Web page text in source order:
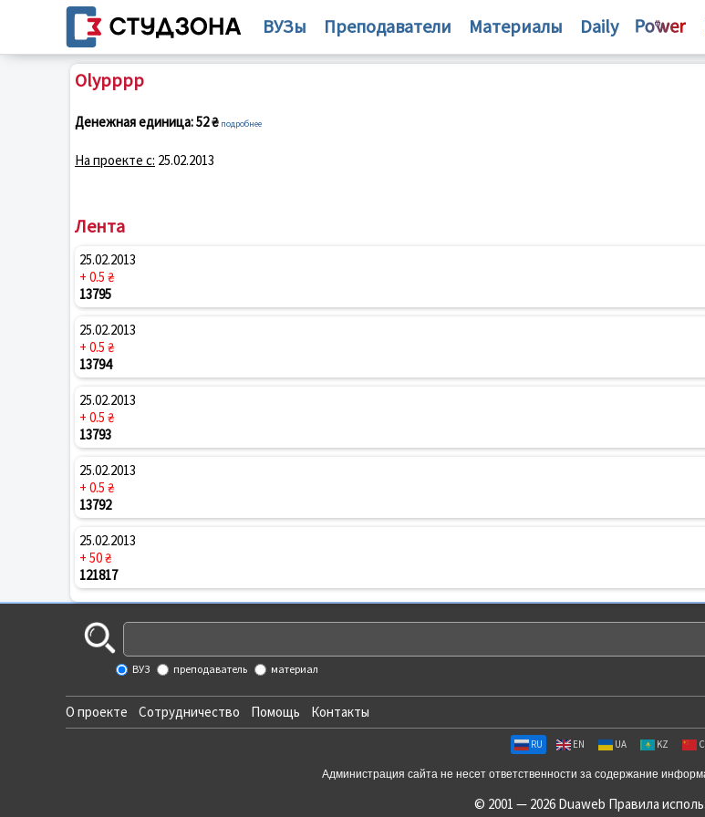
ВУЗы Преподаватели Материалы Daily
Olypppp
Денежная единица:52 ₴ подробнее
На проекте с: 25.02.2013
Лента
25.02.2013
+ 0.5 ₴
13795
25.02.2013
+ 0.5 ₴
13794
25.02.2013
+ 0.5 ₴
13793
25.02.2013
+ 0.5 ₴
13792
25.02.2013
+ 50 ₴
121817
ВУЗ преподаватель материал
О проекте Сотрудничество Помощь Контакты
RU EN UA KZ
Администрация сайта не несет ответственности за содержание
© 2001 — 2026 Duaweb Правила